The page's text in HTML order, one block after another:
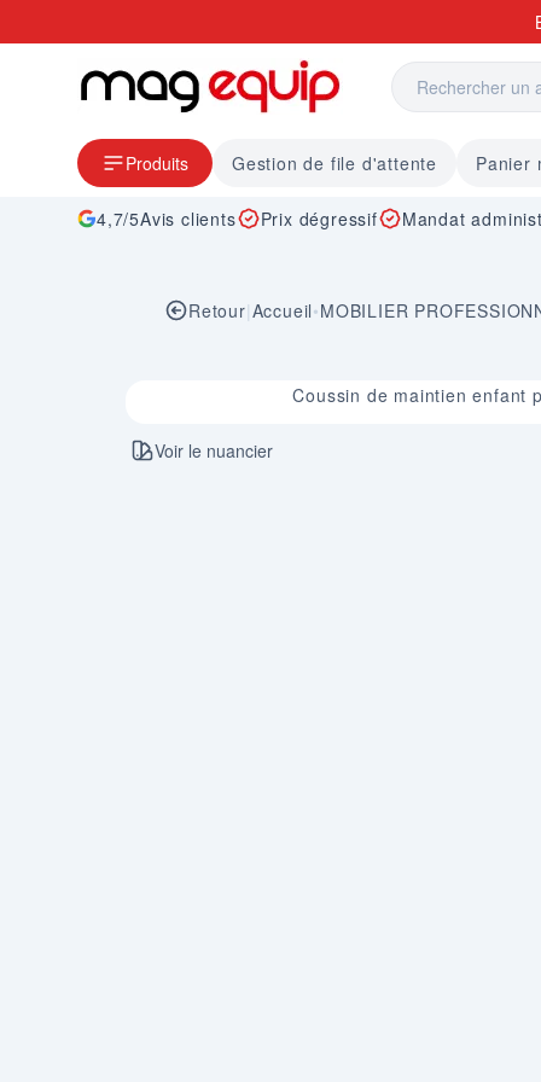
Produits Gestion de file d'attente Panier
4,7/5Avis clients Prix dégressif Mandat
Retour|Accueil•MOBILIER
Coussin de maintien enfant
Voir le nuancier